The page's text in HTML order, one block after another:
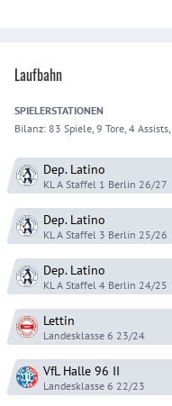
Laufbahn
SPIELERSTATIONEN
Bilanz: 83 Spiele, 9 Tore, 4
Dep. Latino
KL A Staffel 1 Berlin 26/27
Dep. Latino
KL A Staffel 3 Berlin 25/26
Dep. Latino
KL A Staffel 4 Berlin 24/25
Lettin
Landesklasse 6 23/24
VfL Halle 96 II
Landesklasse 6 22/23